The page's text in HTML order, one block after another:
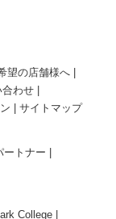
望の店舗様へ
合わせ
サイトマップ
ートナー
College